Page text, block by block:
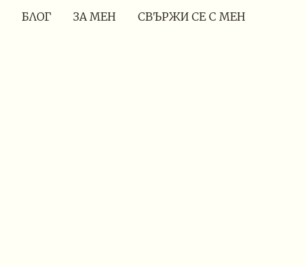
БЛОГ ЗА МЕН СВЪРЖИ СЕ С МЕН